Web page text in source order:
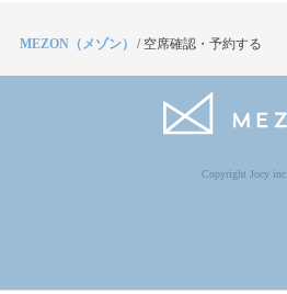
MEZON（メゾン） / 空席確認・予約する
Copyright Jocy inc.